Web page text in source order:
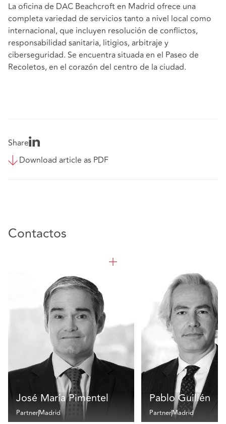
La oficina de DAC Beachcroft en Madrid ofrece una
completa variedad de servicios tanto a nivel local como
internacional, que incluyen resolución de conflictos,
responsabilidad sanitaria, litigios, arbitraje y
ciberseguridad. Se encuentra situada en el Paseo de
Recoletos, en el corazón del centro de la ciudad.
Share
Download article as PDF
Contactos
José María Pimentel
PartnerMadrid
Pablo Guillén
PartnerMadrid